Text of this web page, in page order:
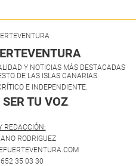
Y NOTICIAS MÁS DESTACADAS
DE LAS ISLAS CANARIAS.
E INDEPENDIENTE.
TU VOZ
REDACCIÓN:
RODRIGUEZ
652 35 03 30